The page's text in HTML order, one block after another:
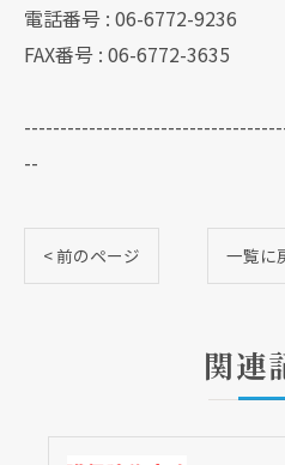
電話番号 : 06-6772-9236
FAX番号 : 06-6772-3635
--
< 前のページ 一覧に
関連